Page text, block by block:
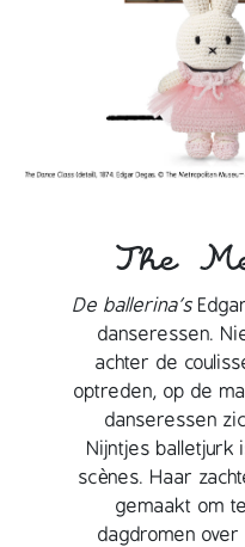
The
De ballerina’s
danseressen.
achter de
optreden, op de
danseressen
Nijntjes balletjurk
scènes. Haar
gemaakt om
dagdromen